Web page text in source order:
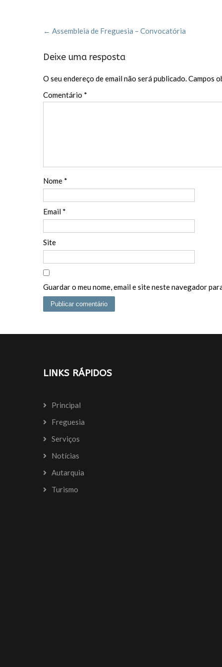
o
navigation
← Assembleia de Freguesia – Convocatória
Deixe uma resposta
O seu endereço de email não será publicado.Campos
Comentário *
Nome *
Email *
Site
Guardar o meu nome, email e site neste navegador
LINKS RÁPIDOS
Principal
Freguesia
Serviços
Notícias
Autarquia
Turismo